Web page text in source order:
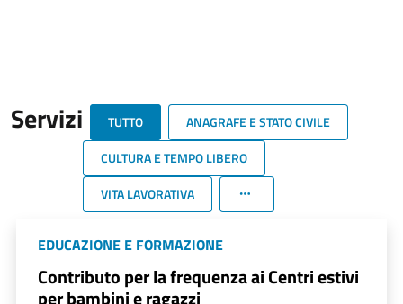
Servizi TUTTO
ANAGRAFE E STATO CIVILE
CULTURA E TEMPO LIBERO
VITA LAVORATIVA
EDUCAZIONE E FORMAZIONE
Contributo per la frequenza ai Centri estivi
per bambini e ragazzi